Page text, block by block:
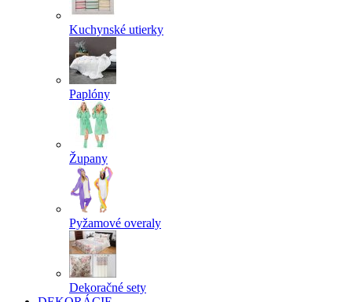
Kuchynské utierky
Paplóny
Župany
Pyžamové overaly
Dekoračné sety